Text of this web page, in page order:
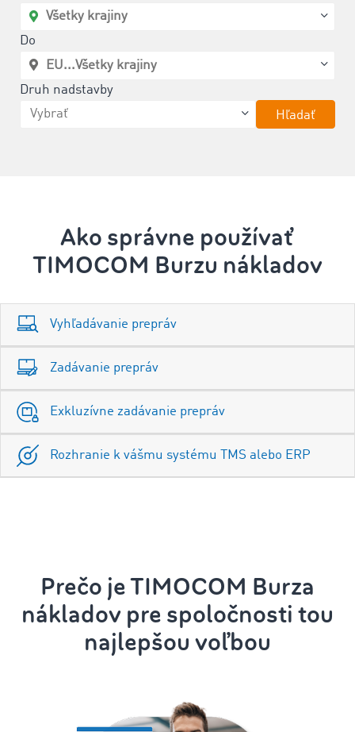
Do
Druh nadstavby
Hľadať
Ako správne používať
TIMOCOM Burzu nákladov
Vyhľadávanie prepráv
Zadávanie prepráv
Exkluzívne zadávanie prepráv
Rozhranie k vášmu systému TMS alebo ERP
Prečo je TIMOCOM Burza
nákladov pre spoločnosti tou
najlepšou voľbou